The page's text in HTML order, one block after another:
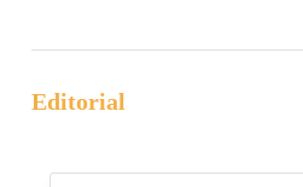
Editorial